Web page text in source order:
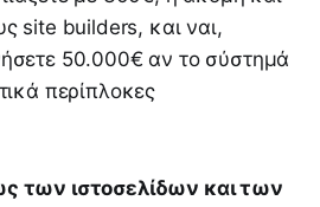
site builders, και ναι,
50.000€ αν το σύστημά
περίπλοκες
των ιστοσελίδων και των